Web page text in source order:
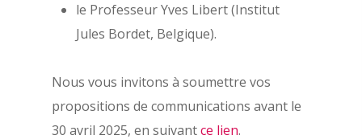
le Professeur Yves Libert (Institut
Jules Bordet, Belgique).
Nous vous invitons à soumettre vos
propositions de communications avant le
30 avril 2025, en suivantce lien.